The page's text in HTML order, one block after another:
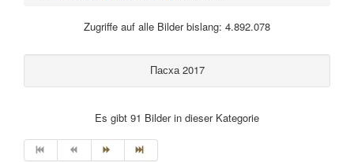
Zugriffe auf alle Bilder bislang: 4.892.078
Пасха 2017
Es gibt 91 Bilder in dieser Kategorie